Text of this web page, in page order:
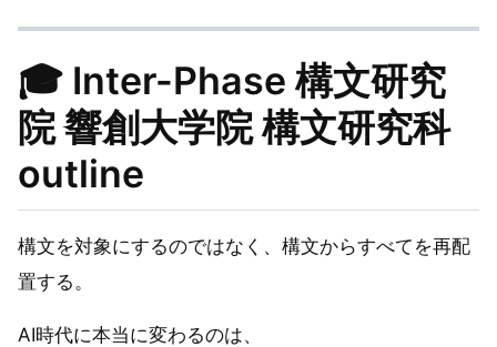
🎓 Inter-Phase 構文研究
院 響創大学院 構文研究科
outline
構文を対象にするのではなく、構文からすべてを再配
置する。
AI時代に本当に変わるのは、